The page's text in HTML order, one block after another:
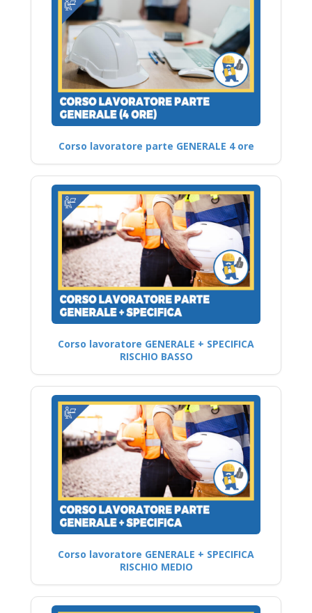
Corso lavoratore parte GENERALE 4 ore
Corso lavoratore GENERALE + SPECIFICA
RISCHIO BASSO
Corso lavoratore GENERALE + SPECIFICA
RISCHIO MEDIO